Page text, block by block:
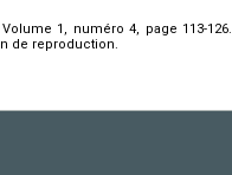
1, numéro 4, page 113-126.
de reproduction.